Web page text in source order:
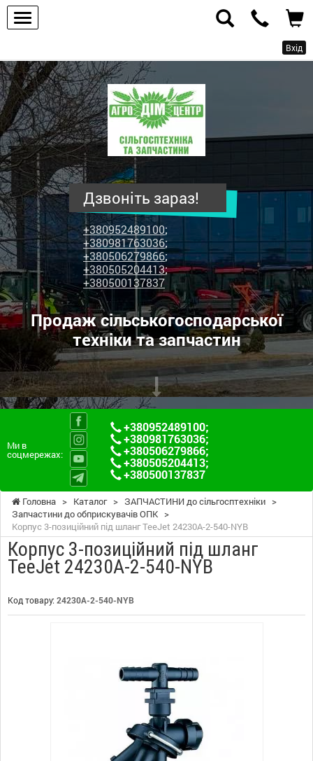
Вхід
ПП
"Агродім-
центр"
-
продаж
сільськогосподарської
техніки
та
запчастин
Дзвоніть зараз!
+380952489100;
+380981763036;
+380506279866;
+380505204413;
+380500137837
Продаж сільськогосподарської
техніки та запчастин
Ми в
соцмережах:
+380952489100;
+380981763036;
+380506279866;
+380505204413;
+380500137837
Головна > Каталог > ЗАПЧАСТИНИ до сільгосптехніки >
Запчастини до обприскувачів ОПК >
Корпус 3-позиційний під шланг TeeJet 24230A-2-540-NYB
Корпус 3-позиційний під шланг
TeeJet 24230A-2-540-NYB
Код товару: 24230A-2-540-NYB